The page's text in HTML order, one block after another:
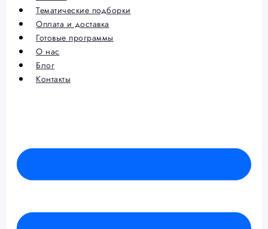
Тематические подборки
Оплата и доставка
Готовые программы
О нас
Блог
Контакты